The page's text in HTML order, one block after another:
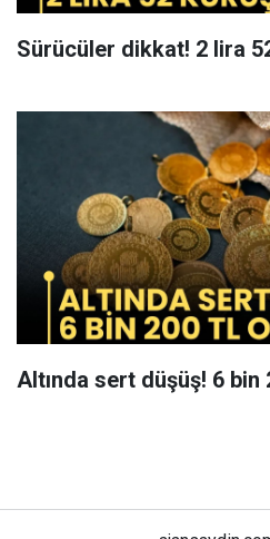
Sürücüler
Altında